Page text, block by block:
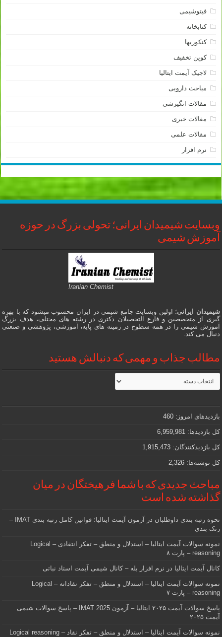
فیتوشیمی
کتابخانه
کنکوریها
کوپن تخفیف
لاجیک آیمت ایتالیا
مباحث دارویی
مقالات انگیزشی
مقالات خبری
مقالات علمی
نرم افزار
وبسایت شیمیدان ایرانی؛ تحولی بزرگ در حوزه
آموزش شیمی
Iranian Chemist
شیمیدان ایرانی؛ اولین وبسایت جامع شیمی در ایران محسوب میشود که با بهره
گیری از متخصصین و فارغ التحصیلان دکتری در رشته های مختلف، هدف بزرگ
آموزش شیمی را در همه سطوح در زمینه های پایه، آموزشی، پژوهشی و صنعتی
دنبال می کند.
مطالب جذاب و مهمی که دنبالش هستید
مطالب
جذاب
و
که
دنبالش
هستید
بازدیدهای امروز: 460
کل بازدیدها: 6,959,981
کل بازدیدکنند‌گان: 1,915,473
کل نوشته‌ها: 2,326
مباحث جدیدی که با شما فرهیختگان در میان
گذاشته شده است
نحوه رتبه بندی داوطلبان در آزمون آیمت ایتالیا؛ قوانین کامل رتبه بندی IMAT –
رنک بندی
نمونه سوالات آیمت ایتالیا – استدلال و منطق – تفکر انتقادی – Logical
reasoning – پارت ۸
کانال آیمت ایتالیا در نرم افزار بله – کانال شیمی آیمت استاد نباتی
نمونه سوالات آیمت ایتالیا – استدلال و منطق – تفکر نقادانه – Logical
reasoning – پارت ۷
پاسخ سوالات آیمت ۲۰۲۵ ایتالیا – آزمون IMAT 2025 – پاسخ سوالات شیمی
آیمت ۲۰۲۵
نمونه سوالات آیمت ایتالیا – استدلال و منطق – تفکر نقاد – Logical reasoning